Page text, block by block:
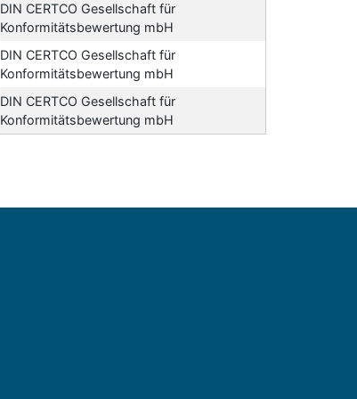
DIN CERTCO Gesellschaft für
Konformitätsbewertung mbH
DIN CERTCO Gesellschaft für
Konformitätsbewertung mbH
DIN CERTCO Gesellschaft für
Konformitätsbewertung mbH